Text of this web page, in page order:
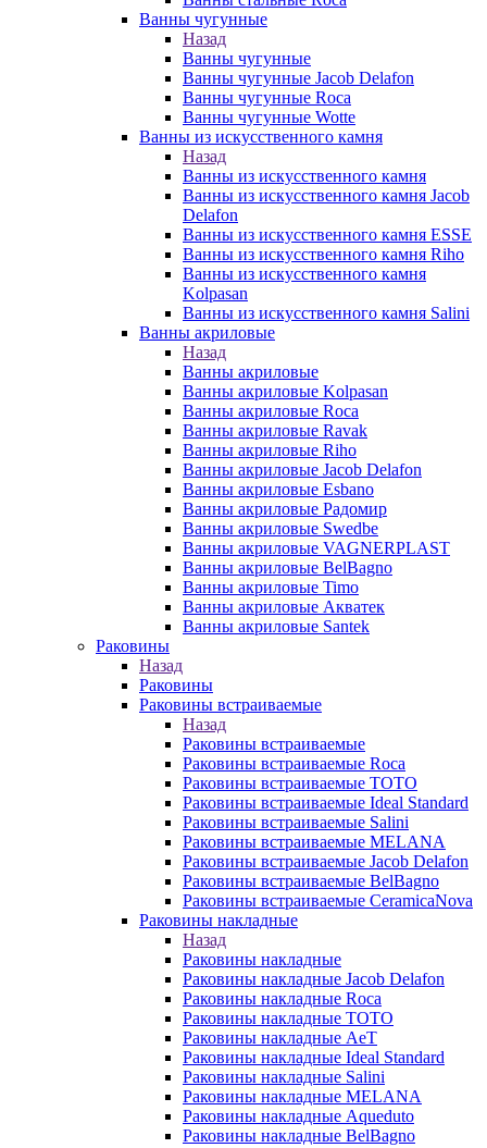
Ванны чугунные
Назад
Ванны чугунные
Ванны чугунные Jacob Delafon
Ванны чугунные Roca
Ванны чугунные Wotte
Ванны из искусственного камня
Назад
Ванны из искусственного камня
Ванны из искусственного камня Jacob
Delafon
Ванны из искусственного камня ESSE
Ванны из искусственного камня Riho
Ванны из искусственного камня
Kolpasan
Ванны из искусственного камня Salini
Ванны акриловые
Назад
Ванны акриловые
Ванны акриловые Kolpasan
Ванны акриловые Roca
Ванны акриловые Ravak
Ванны акриловые Riho
Ванны акриловые Jacob Delafon
Ванны акриловые Esbano
Ванны акриловые Радомир
Ванны акриловые Swedbe
Ванны акриловые VAGNERPLAST
Ванны акриловые BelBagno
Ванны акриловые Timo
Ванны акриловые Акватек
Ванны акриловые Santek
Раковины
Назад
Раковины
Раковины встраиваемые
Назад
Раковины встраиваемые
Раковины встраиваемые Roca
Раковины встраиваемые TOTO
Раковины встраиваемые Ideal Standard
Раковины встраиваемые Salini
Раковины встраиваемые MELANA
Раковины встраиваемые Jacob Delafon
Раковины встраиваемые BelBagno
Раковины встраиваемые CeramicaNova
Раковины накладные
Назад
Раковины накладные
Раковины накладные Jacob Delafon
Раковины накладные Roca
Раковины накладные TOTO
Раковины накладные AeT
Раковины накладные Ideal Standard
Раковины накладные Salini
Раковины накладные MELANA
Раковины накладные Aqueduto
Раковины накладные BelBagno